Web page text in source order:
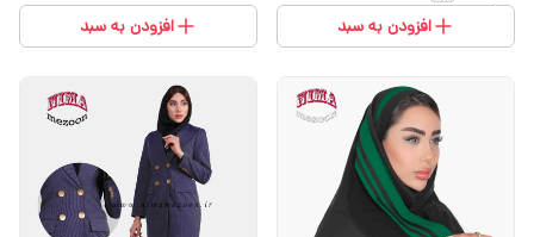
افزودن به سبد افزودن به سبد